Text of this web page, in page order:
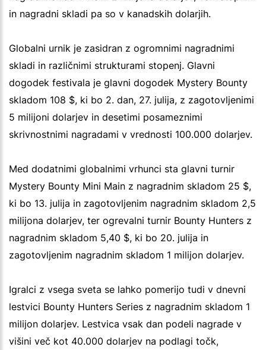
in nagradni skladi pa so v kanadskih dolarjih.
Globalni urnik je zasidran z ogromnimi nagradnimi
skladi in različnimi strukturami stopenj. Glavni
dogodek festivala je glavni dogodek Mystery Bounty
skladom 108 $, ki bo 2. dan, 27. julija, z zagotovljenimi
5 milijoni dolarjev in desetimi posameznimi
skrivnostnimi nagradami v vrednosti 100.000 dolarjev.
Med dodatnimi globalnimi vrhunci sta glavni turnir
Mystery Bounty Mini Main z nagradnim skladom 25 $,
ki bo 13. julija in zagotovljenim nagradnim skladom 2,5
milijona dolarjev, ter ogrevalni turnir Bounty Hunters z
nagradnim skladom 5,40 $, ki bo 20. julija in
zagotovljenim nagradnim skladom 1 milijon dolarjev.
Igralci z vsega sveta se lahko pomerijo tudi v dnevni
lestvici Bounty Hunters Series z nagradnim skladom 1
milijon dolarjev. Lestvica vsak dan podeli nagrade v
višini več kot 40.000 dolarjev na podlagi točk,